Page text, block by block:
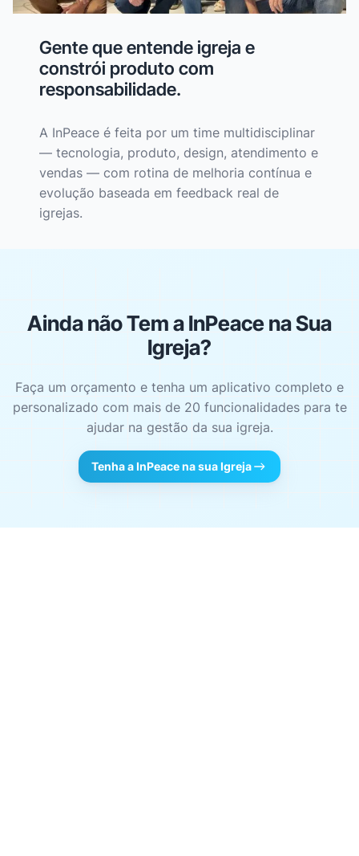
Gente que entende igreja e
constrói produto com
responsabilidade.
A InPeace é feita por um time multidisciplinar
— tecnologia, produto, design, atendimento e
vendas — com rotina de melhoria contínua e
evolução baseada em feedback real de
igrejas.
Ainda não Tem a InPeace na Sua
Igreja?
Faça um orçamento e tenha um aplicativo completo e
personalizado com mais de 20 funcionalidades para te
ajudar na gestão da sua igreja.
Tenha a InPeace na sua Igreja